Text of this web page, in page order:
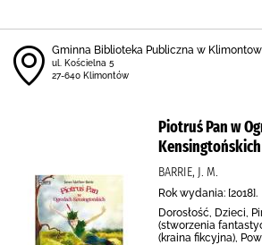
Gminna Biblioteka Publiczna w
ul. Kościelna 5
27-640 Klimontów
Piotruś Pan w
Kensingtońskich
BARRIE, J. M.
Rok wydania: [2018].
Dorosłość, Dzieci,
(stworzenia
(kraina fikcyjna),